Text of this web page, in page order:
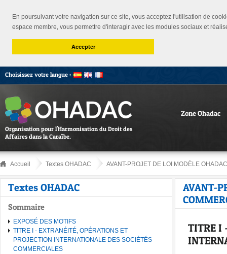
En poursuivant votre navigation sur ce site, vous acceptez l'utilisation de
espace membre, vous permettre d'interagir avec les modules sociaux et
Accepter
Choisissez votre langue :
Organisation pour l'Harmonisation du Droit des
Affaires dans la Caraïbe.
Zone Ohadac
Accueil Textes OHADAC AVANT-PROJET DE LOI MODÈLE
Textes OHADAC
Sommaire
EXPOSÉ DES MOTIFS
TITRE I - EXTRANÉITÉ, OPÉRATIONS ET
PROJECTION INTERNATIONALE DES SOCIÉTÉS
COMMERCIALES
AVANT-
TITRE I